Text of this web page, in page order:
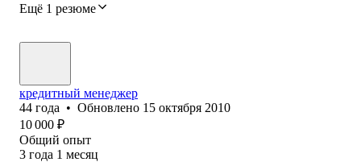
Ещё 1 резюме
кредитный менеджер
44 года • Обновлено 15 октября 2010
10 000 ₽
Общий опыт
3 года 1 месяц